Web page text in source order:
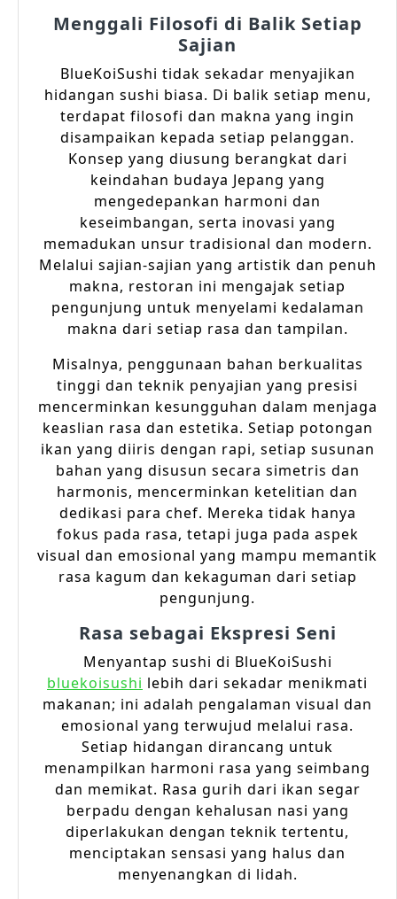
Menggali Filosofi di Balik Setiap
Sajian
BlueKoiSushi tidak sekadar menyajikan
hidangan sushi biasa. Di balik setiap menu,
terdapat filosofi dan makna yang ingin
disampaikan kepada setiap pelanggan.
Konsep yang diusung berangkat dari
keindahan budaya Jepang yang
mengedepankan harmoni dan
keseimbangan, serta inovasi yang
memadukan unsur tradisional dan modern.
Melalui sajian-sajian yang artistik dan penuh
makna, restoran ini mengajak setiap
pengunjung untuk menyelami kedalaman
makna dari setiap rasa dan tampilan.
Misalnya, penggunaan bahan berkualitas
tinggi dan teknik penyajian yang presisi
mencerminkan kesungguhan dalam menjaga
keaslian rasa dan estetika. Setiap potongan
ikan yang diiris dengan rapi, setiap susunan
bahan yang disusun secara simetris dan
harmonis, mencerminkan ketelitian dan
dedikasi para chef. Mereka tidak hanya
fokus pada rasa, tetapi juga pada aspek
visual dan emosional yang mampu memantik
rasa kagum dan kekaguman dari setiap
pengunjung.
Rasa sebagai Ekspresi Seni
Menyantap sushi di BlueKoiSushi
bluekoisushi lebih dari sekadar menikmati
makanan; ini adalah pengalaman visual dan
emosional yang terwujud melalui rasa.
Setiap hidangan dirancang untuk
menampilkan harmoni rasa yang seimbang
dan memikat. Rasa gurih dari ikan segar
berpadu dengan kehalusan nasi yang
diperlakukan dengan teknik tertentu,
menciptakan sensasi yang halus dan
menyenangkan di lidah.